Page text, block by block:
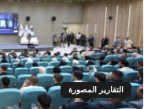
التقارير المصورة